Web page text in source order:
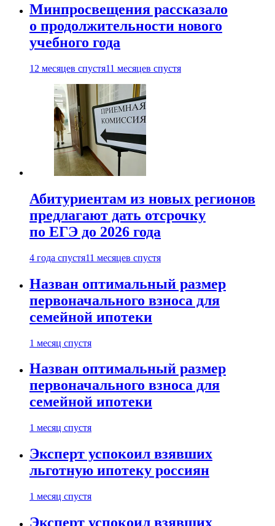
Минпросвещения рассказало
о продолжительности нового
учебного года
12 месяцев спустя11 месяцев спустя
Абитуриентам из новых регионов
предлагают дать отсрочку
по ЕГЭ до 2026 года
4 года спустя11 месяцев спустя
Назван оптимальный размер
первоначального взноса для
семейной ипотеки
1 месяц спустя
Назван оптимальный размер
первоначального взноса для
семейной ипотеки
1 месяц спустя
Эксперт успокоил взявших
льготную ипотеку россиян
1 месяц спустя
Эксперт успокоил взявших